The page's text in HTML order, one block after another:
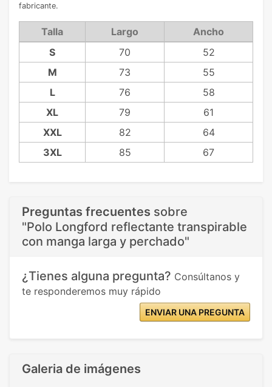
fabricante.
Talla Largo
Ancho
S
70
52
M
73
55
L
76
58
XL
79
61
XXL
82
64
3XL
85 67
Preguntas frecuentes sobre
"Polo Longford reflectante transpirable
con manga larga y perchado"
¿Tienes alguna pregunta? Consúltanos y
te responderemos muy rápido
ENVIAR UNA PREGUNTA
Galeria de imágenes